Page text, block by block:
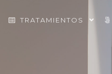
TRATAMIENTOS